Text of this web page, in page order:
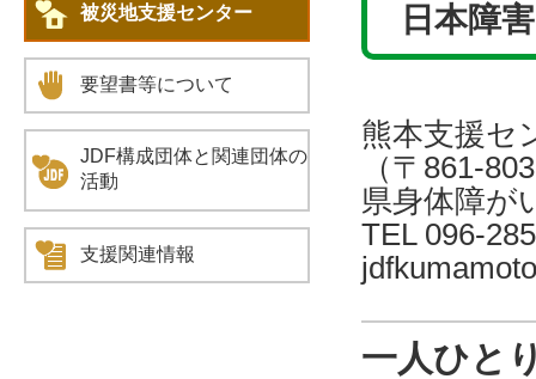
日本障
熊本支援セ
（〒861-
県身体障が
TEL 096-
一人ひと
被災地支援センター
要望書等について
JDF構成団体と関連団体の
活動
支援関連情報